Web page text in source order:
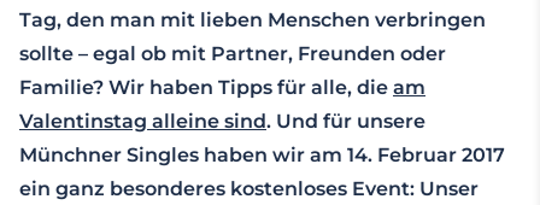
Tag, den man mit lieben Menschen verbringen
sollte – egal ob mit Partner, Freunden oder
Familie? Wir haben Tipps für alle, die am
Valentinstag alleine sind. Und für unsere
Münchner Singles haben wir am 14. Februar 2017
ein ganz besonderes kostenloses Event: Unser